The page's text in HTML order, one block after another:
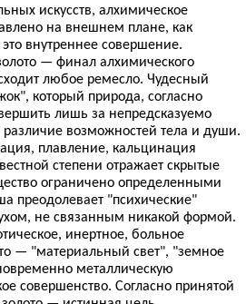
искусств, алхимическое
на внешнем плане, как
внутреннее совершение.
— финал алхимического
любое ремесло. Чудесный
который природа, согласно
лишь за непредсказуемо
различие возможностей тела и души.
плавление, кальцинация
степени отражает скрытые
ограничено определенными
преодолевает "психические"
не связанным никакой формой.
инертное, больное
— "материальный свет", "земное
металлическую
совершенство. Согласно принятой